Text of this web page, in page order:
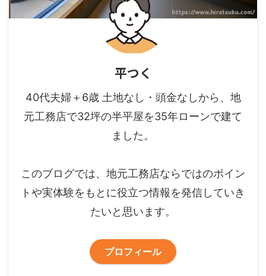
平つく
40代夫婦＋6歳 土地なし・頭金なしから、地
元工務店で32坪の半平屋を35年ローンで建て
ました。
このブログでは、地元工務店ならではのポイン
トや実体験をもとに役立つ情報を発信していき
たいと思います。
プロフィール